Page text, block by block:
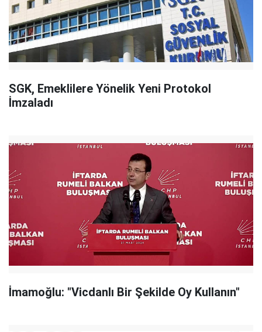
SGK, Emeklilere Yönelik Yeni Protokol
İmzaladı
İmamoğlu: "Vicdanlı Bir Şekilde Oy Kullanın"